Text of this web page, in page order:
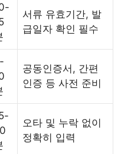
서류 유효기간, 발
급일자 확인 필수
공동인증서, 간편
인증 등 사전 준비
오타 및 누락 없이
정확히 입력